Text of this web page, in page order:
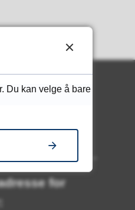
for
Du kan velge å bare